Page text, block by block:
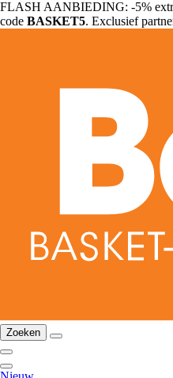
FLASH AANBIEDING: -5%
code BASKET5. Exclusief
Zoeken